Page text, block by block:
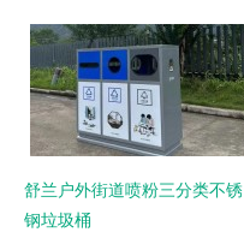
舒兰户外街道喷粉三分类不锈
钢垃圾桶